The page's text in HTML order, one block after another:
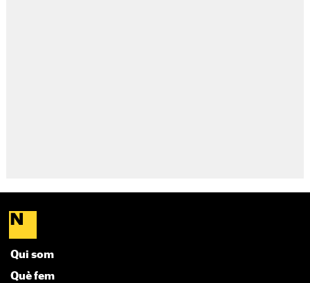
Qui som
Què fem